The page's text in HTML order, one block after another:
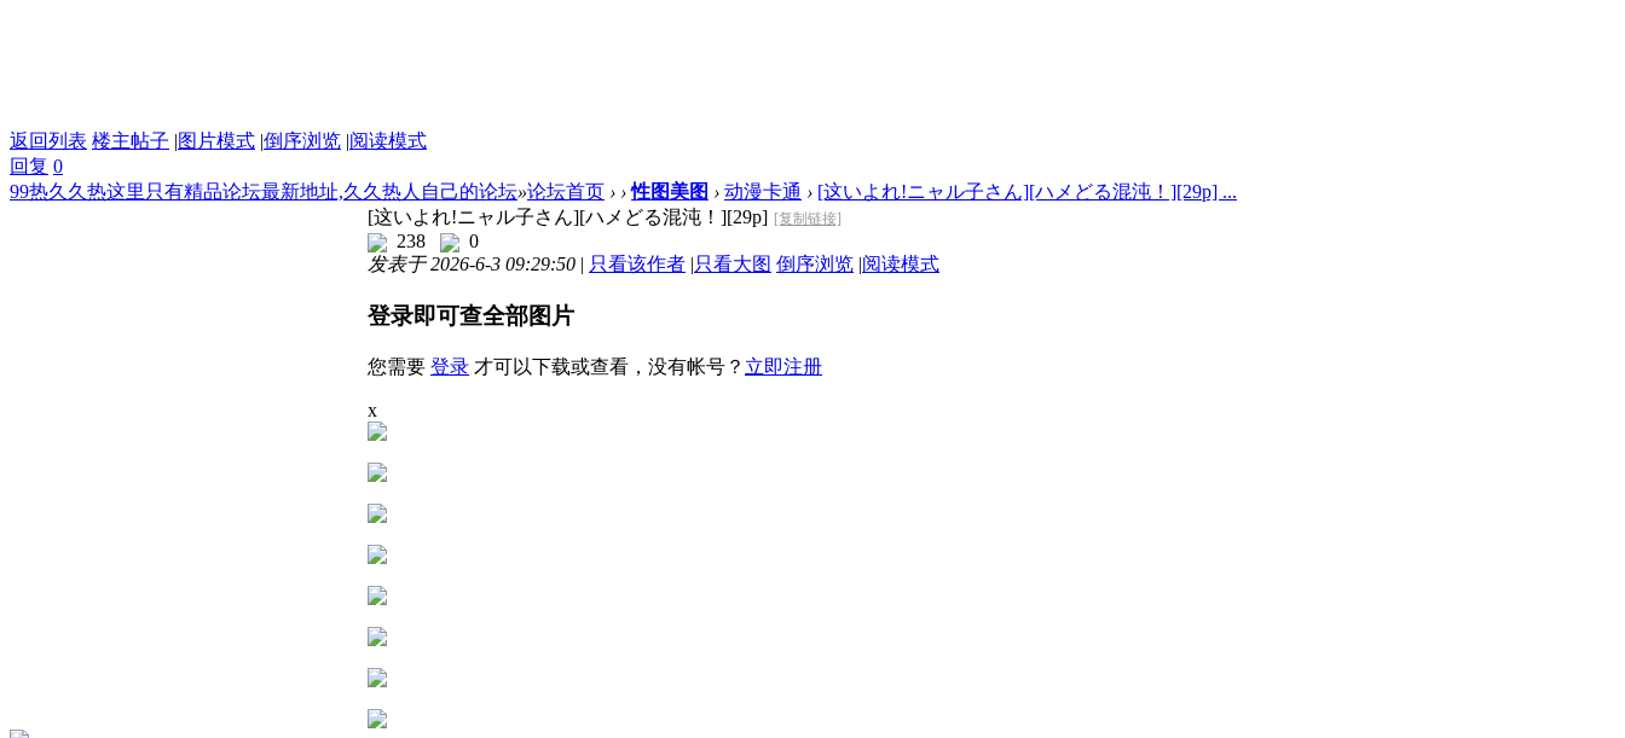
返回列表 楼主帖子 |图片模式 |倒序浏览 |阅读模式
回复 0
99热久久热这里只有精品论坛最新地址,久久热人自己的论坛»论坛首页 › › 性图美图 › 动漫卡通 › [这いよれ!ニャル子さん][ハメどる混沌！][29p] ...
[这いよれ!ニャル子さん][ハメどる混沌！][29p] [复制链接]
238
0
发表于 2026-6-3 09:29:50 | 只看该作者 |只看大图 倒序浏览 |阅读模式
登录即可查全部图片
您需要 登录 才可以下载或查看，没有帐号？ 立即注册
x